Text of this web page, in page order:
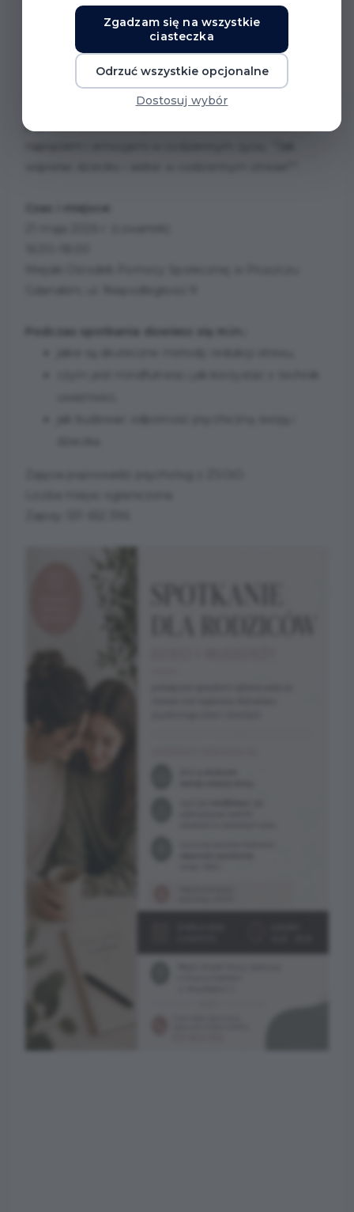
PRUSZCZU GDAŃSKIM
Miejski Ośrodek Pomocy Społecznej w Pruszczu
Gdańskim zaprasza rodziców dzieci i młodzieży na
wyjątkowe spotkanie poświęcone dobrostanowi
psychicznemu oraz sposobom radzenia sobie z
Zgadzam się na wszystkie
ciasteczka
Odrzuć wszystkie opcjonalne
Dostosuj wybór